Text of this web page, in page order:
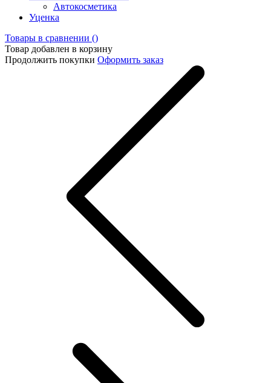
Автокосметика
Уценка
Товары в сравнении ()
Товар добавлен в корзину
Продолжить покупки Оформить заказ